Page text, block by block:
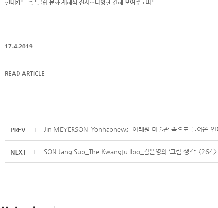
현대카드 측 "클럽 문화 재해석 전시…다양한 견해 보여주고파"
17-4-2019
READ ARTICLE
Jin MEYERSON_Yonhapnews_이태원 미술관 속으로 들어온 언
SON Jang Sup_The Kwangju Ilbo_김은영의 ‘그림 생각’